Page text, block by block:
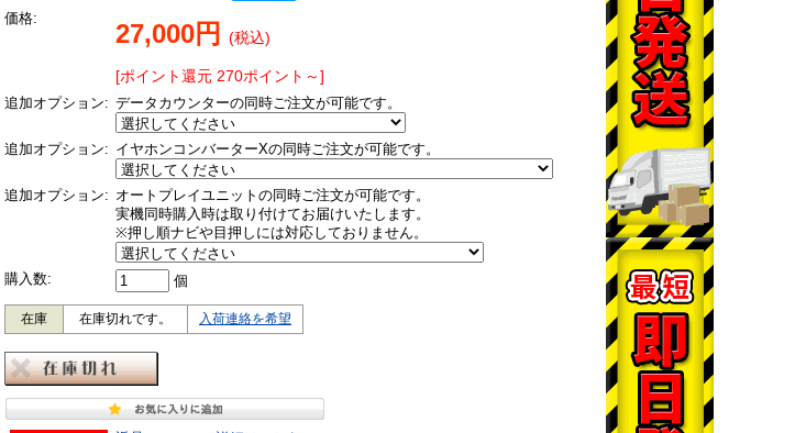
価格:
27,000円 (税込)
[ポイント還元 270ポイント～]
追加オプション: データカウンターの同時ご注文が可能です。
追加オプション: イヤホンコンバーターXの同時ご注文が可能です。
追加オプション: オートプレイユニットの同時ご注文が可能です。
実機同時購入時は取り付けてお届けいたします。
※押し順ナビや目押しには対応しておりません。
購入数: 個
在庫 在庫切れです。 入荷連絡を希望